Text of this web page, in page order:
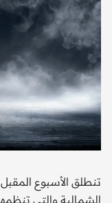
تنطلق الأسبوع
الشمالية والتي